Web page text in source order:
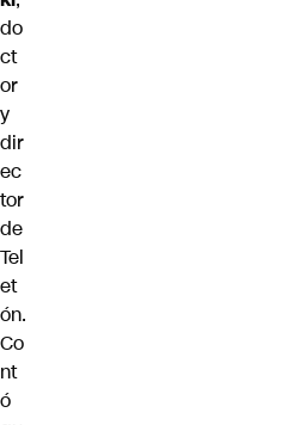
do
ct
or
y
dir
ec
tor
de
Tel
et
ón.
Co
nt
ó